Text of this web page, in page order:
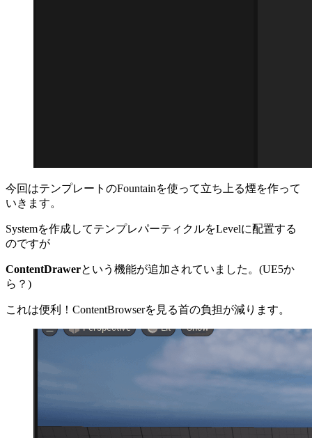
今回はテンプレートのFountainを使って立ち上る煙を作って
いきます。
Systemを作成してテンプレパーティクルをLevelに配置する
のですが
ContentDrawerという機能が追加されていました。(UE5か
ら？)
これは便利！ContentBrowserを見る首の負担が減ります。